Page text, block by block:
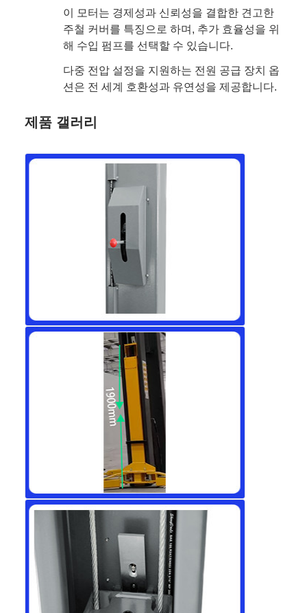
이 모터는 경제성과 신뢰성을 결합한 견고한
주철 커버를 특징으로 하며, 추가 효율성을 위
해 수입 펌프를 선택할 수 있습니다.
다중 전압 설정을 지원하는 전원 공급 장치 옵
션은 전 세계 호환성과 유연성을 제공합니다.
제품 갤러리